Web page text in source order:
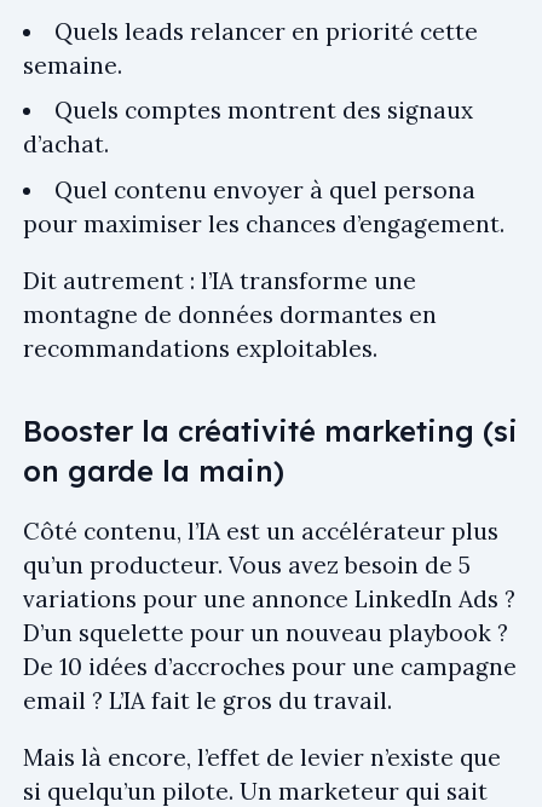
Quels leads relancer en priorité cette
semaine.
Quels comptes montrent des signaux
d’achat.
Quel contenu envoyer à quel persona
pour maximiser les chances d’engagement.
Dit autrement : l’IA transforme une
montagne de données dormantes en
recommandations exploitables.
Booster la créativité marketing (si
on garde la main)
Côté contenu, l’IA est un accélérateur plus
qu’un producteur. Vous avez besoin de 5
variations pour une annonce LinkedIn Ads ?
D’un squelette pour un nouveau playbook ?
De 10 idées d’accroches pour une campagne
email ? L’IA fait le gros du travail.
Mais là encore, l’effet de levier n’existe que
si quelqu’un pilote. Un marketeur qui sait